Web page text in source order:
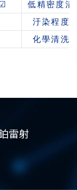
☑ 低精密度清
汙染程度
化學清洗
雷射